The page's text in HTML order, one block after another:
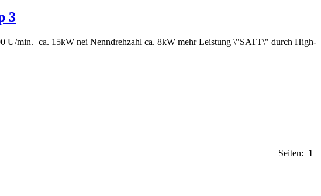
3
min.+ca. 15kW nei Nenndrehzahl ca. 8kW mehr Leistung \"SATT\" durch High-
Seiten: 1